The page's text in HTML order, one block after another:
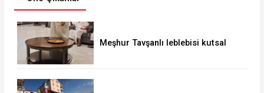
Meşhur Tavşanlı leblebisi kutsal